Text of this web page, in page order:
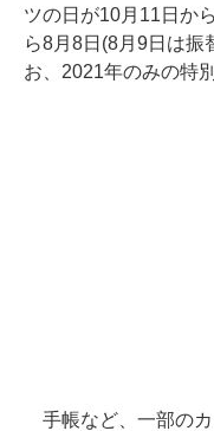
ツの日が10月11日か
ら8月8日(8月9日は振
お、2021年のみの特
手帳など、一部のカ